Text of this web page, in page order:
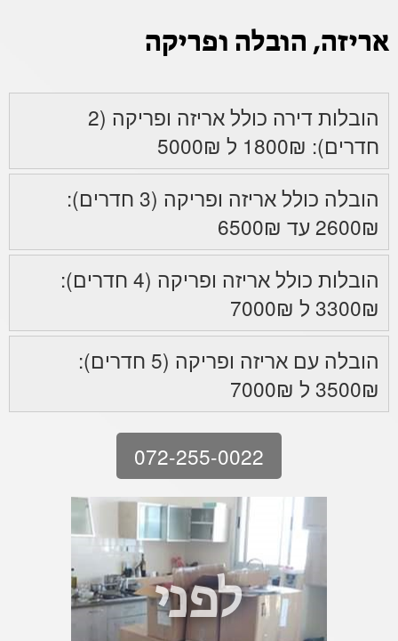
אריזה, הובלה ופריקה
הובלות דירה כולל אריזה ופריקה (2
חדרים): 1800₪ ל 5000₪
הובלה כולל אריזה ופריקה (3 חדרים):
2600₪ עד 6500₪
הובלות כולל אריזה ופריקה (4 חדרים):
3300₪ ל 7000₪
הובלה עם אריזה ופריקה (5 חדרים):
3500₪ ל 7000₪
072-255-0022
לפני